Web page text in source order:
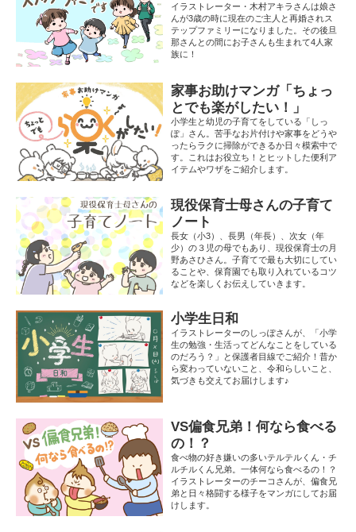
イラストレーター・木村アキラさんは娘さ
んが3歳の時に現在のご主人と再婚されス
テップファミリーになりました。その後旦
那さんとの間にお子さんも生まれて4人家
族に！
家事お助けマンガ「ちょっ
とでも楽がしたい！」
小学生と幼児の子育てをしている「しっ
ぽ」さん。苦手なお片付けや家事をどうや
ったらラクに掃除ができるか日々模索中で
す。これはお役立ち！とヒットした便利ア
イテムやワザをご紹介します。
現役保育士母さんの子育て
ノート
長女（小3）、長男（年長）、次女（年
少）の３児の母でもあり、現役保育士の月
野あさひさん。子育てで最も大切にしてい
ることや、保育園でも取り入れているコツ
などを楽しくお伝えしていきます。
小学生日和
イラストレーターのしっぽさんが、「小学
生の勉強・生活ってどんなことをしている
のだろう？」と保護者目線でご紹介！昔か
ら変わっていないこと、令和らしいこと、
気づきも交えてお届けします♪
VS偏食兄弟！何なら食べる
の！？
食べ物の好き嫌いの多いテルテルくん・チ
ルチルくん兄弟。一体何なら食べるの！？
イラストレーターのチーコさんが、偏食兄
弟と日々格闘する様子をマンガにしてお届
けします。